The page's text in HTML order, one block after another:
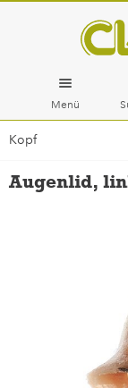
Menü
Kopf
Augenlid,